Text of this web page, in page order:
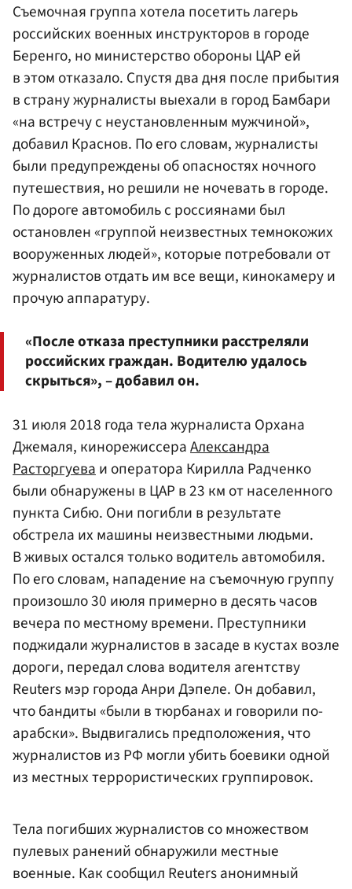
Съемочная группа хотела посетить лагерь
российских военных инструкторов в городе
Беренго, но министерство обороны ЦАР ей
в этом отказало. Спустя два дня после прибытия
в страну журналисты выехали в город Бамбари
«на встречу с неустановленным мужчиной»,
добавил Краснов. По его словам, журналисты
были предупреждены об опасностях ночного
путешествия, но решили не ночевать в городе.
По дороге автомобиль с россиянами был
остановлен «группой неизвестных темнокожих
вооруженных людей», которые потребовали от
журналистов отдать им все вещи, кинокамеру и
прочую аппаратуру.
«После отказа преступники расстреляли
российских граждан. Водителю удалось
скрыться», – добавил он.
31 июля 2018 года тела журналиста Орхана
Джемаля, кинорежиссераАлександра
Расторгуеваи оператора Кирилла Радченко
были обнаружены в ЦАР в 23 км от населенного
пункта Сибю. Они погибли в результате
обстрела их машины неизвестными людьми.
В живых остался только водитель автомобиля.
По его словам, нападение на съемочную группу
произошло 30 июля примерно в десять часов
вечера по местному времени. Преступники
поджидали журналистов в засаде в кустах возле
дороги, передал слова водителя агентству
Reuters мэр города Анри Дэпеле. Он добавил,
что бандиты «были в тюрбанах и говорили по-
арабски». Выдвигались предположения, что
журналистов из РФ могли убить боевики одной
из местных террористических группировок.
Тела погибших журналистов со множеством
пулевых ранений обнаружили местные
военные. Как сообщил Reuters анонимный